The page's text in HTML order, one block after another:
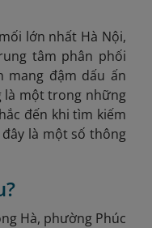
lớn nhất Hà Nội,
tâm phân phối
mang đậm dấu ấn
là một trong những
đến khi tìm kiếm
là một số thông
Hà, phường Phúc